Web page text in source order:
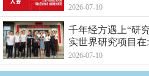
2026-07-10
千年经方遇上“研
实世界研究项目
2026-07-10